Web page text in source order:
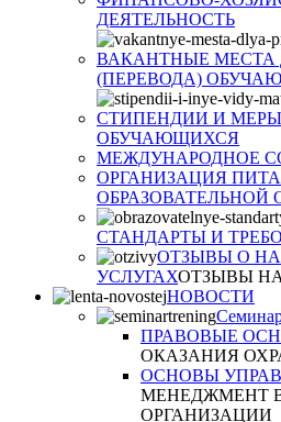
ДЕЯТЕЛЬНОСТЬ
ВАКАНТНЫЕ МЕСТА
(ПЕРЕВОДА)
СТИПЕНДИИ И
ОБУЧАЮЩИХСЯ
МЕЖДУНАРОДНОЕ
ОРГАНИЗАЦИЯ
ОБРАЗОВАТЕЛЬНОЙ
СТАНДАРТЫ И
ОТЗЫВЫ О
УСЛУГАХОТЗЫВЫ
НОВОСТИ
ПРАВОВЫЕ
ОКАЗАНИЯ
ОСНОВЫ
МЕНЕДЖМЕНТ
ОРГАНИЗАЦИИ